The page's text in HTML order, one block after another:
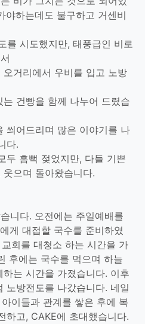
야하는데도 불구하고 거센비
를 시도했지만, 태풍급인 비로
거리에서 우비를 입고 노방
건빵을 함께 나누어 드렸습
씌어드리며 많은 이야기를 나
다.
두 흠뻑 젖었지만, 다들 기쁜
으며 돌아왔습니다.
니다. 오전에는 주일예배를
게 대접할 국수를 준비하였
회를 대청소 하는 시간을 가
후에는 국수를 먹으며 하늘
는 시간을 가졌습니다. 이후
노방전도를 나갔습니다. 네일
이들과 관계를 쌓은 후에 복
하고, CAKE에 초대했습니다.